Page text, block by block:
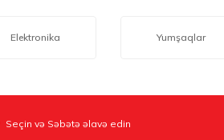
Elektronika Yumşaqlar
Seçin və Səbətə əlavə edin